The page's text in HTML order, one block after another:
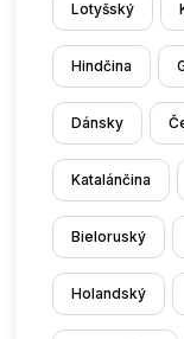
Lotyšský
Hindčina
Dánsky
Katalánčina
Bieloruský
Holandský